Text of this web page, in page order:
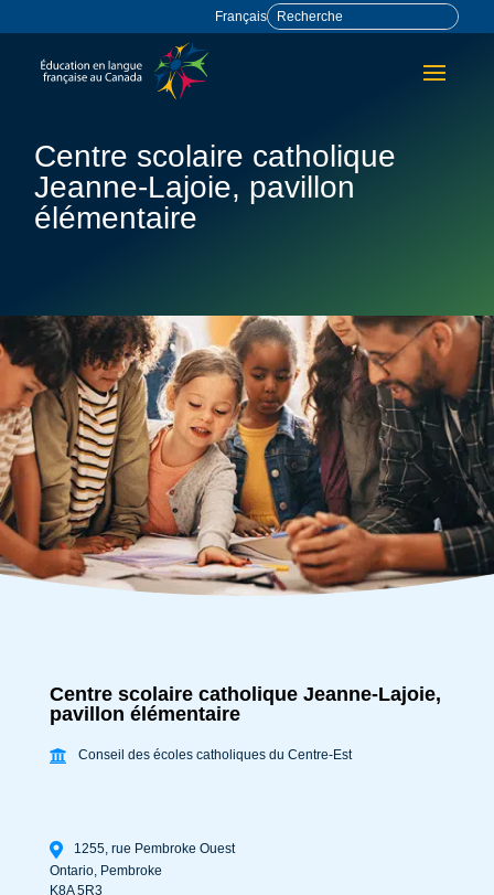
Français
Centre scolaire catholique
Jeanne-Lajoie, pavillon
élémentaire
Centre scolaire catholique Jeanne-Lajoie,
pavillon élémentaire
Conseil des écoles catholiques du Centre-Est
1255, rue Pembroke Ouest
Ontario, Pembroke
K8A 5R3